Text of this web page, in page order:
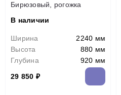
Бирюзовый, рогожка
В наличии
Ширина
2240 мм
Высота
880 мм
Глубина
920 мм
29 850 ₽